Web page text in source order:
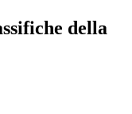
della